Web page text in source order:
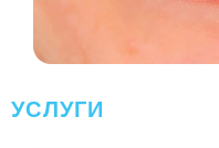
УСЛУГИ